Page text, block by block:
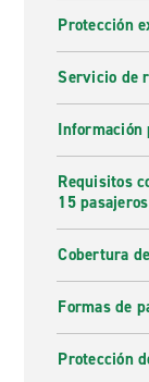
Protección
Servicio de
Información
Requisitos
15 pasajeros
Cobertura
Formas de
Protección